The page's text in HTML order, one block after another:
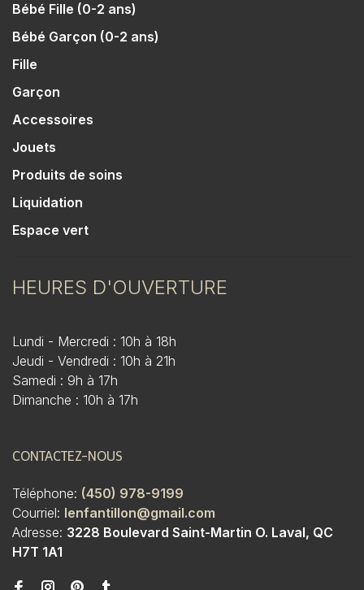
Bébé Fille (0-2 ans)
Bébé Garçon (0-2 ans)
Fille
Garçon
Accessoires
Jouets
Produits de soins
Liquidation
Espace vert
HEURES D'OUVERTURE
Lundi - Mercredi : 10h à 18h
Jeudi - Vendredi : 10h à 21h
Samedi : 9h à 17h
Dimanche : 10h à 17h
CONTACTEZ-NOUS
Téléphone: (450) 978-9199
Courriel: lenfantillon@gmail.com
Adresse: 3228 Boulevard Saint-Martin O. Laval, QC
H7T 1A1